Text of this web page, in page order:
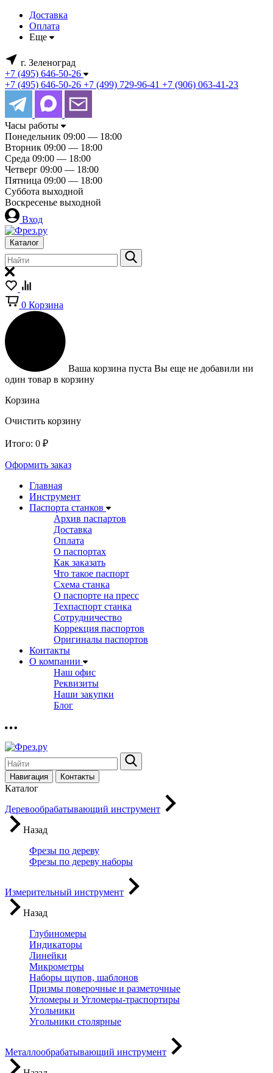
Доставка
Оплата
Еще
г. Зеленоград
+7 (495) 646-50-26
+7 (495) 646-50-26 +7 (499) 729-96-41 +7 (906) 063-41-23
Часы работы
Понедельник 09:00 — 18:00
Вторник 09:00 — 18:00
Среда 09:00 — 18:00
Четверг 09:00 — 18:00
Пятница 09:00 — 18:00
Суббота выходной
Воскресенье выходной
Вход
Каталог
0 Корзина
Ваша корзина пуста Вы еще не добавили ни
один товар в корзину
Корзина
Очистить корзину
Итого: 0 ₽
Оформить заказ
Главная
Инструмент
Паспорта станков
Архив паспартов
Доставка
Оплата
О паспортах
Как заказать
Что такое паспорт
Схема станка
О паспорте на пресс
Техпаспорт станка
Сотрудничество
Коррекция паспортов
Оригиналы паспортов
Контакты
О компании
Наш офис
Реквизиты
Наши закупки
Блог
Навигация Контакты
Каталог
Деревообрабатывающий инструмент
Назад
Фрезы по дереву
Фрезы по дереву наборы
Измерительный инструмент
Назад
Глубиномеры
Индикаторы
Линейки
Микрометры
Наборы щупов, шаблонов
Призмы поверочные и разметочные
Угломеры и Угломеры-траспортиры
Угольники
Угольники столярные
Металлообрабатывающий инструмент